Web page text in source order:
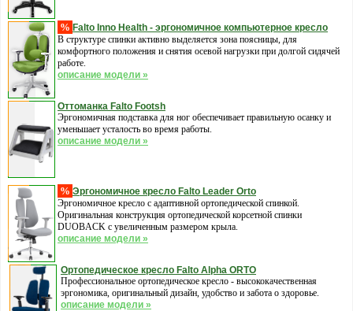
% Falto Inno Health - эргономичное компьютерное кресло
В структуре спинки активно выделяется зона поясницы, для
комфортного положения и снятия осевой нагрузки при долгой сидячей
работе.
описание модели »
Оттоманка Falto Footsh
Эргономичная подставка для ног обеспечивает правильную осанку и
уменьшает усталость во время работы.
описание модели »
% Эргономичное кресло Falto Leader Orto
Эргономичное кресло с адаптивной ортопедической спинкой.
Оригинальная конструкция ортопедической корсетной спинки
DUOBACK с увеличенным размером крыла.
описание модели »
Ортопедическое кресло Falto Alpha ORTO
Профессиональное ортопедическое кресло - высококачественная
эргономика, оригинальный дизайн, удобство и забота о здоровье.
описание модели »